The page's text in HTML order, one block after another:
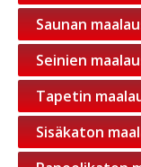
Saunan
Seinien
Tapetin
Sisäkaton